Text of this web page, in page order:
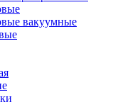
вакуумные